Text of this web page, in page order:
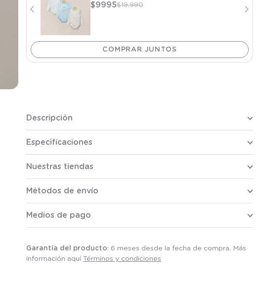
$9995$19.990
Descripción
Especificaciones
Nuestras tiendas
Métodos de envío
Medios de pago
Garantía del producto: 6 meses desde la fecha de compra. Más
información aquí Términos y condiciones